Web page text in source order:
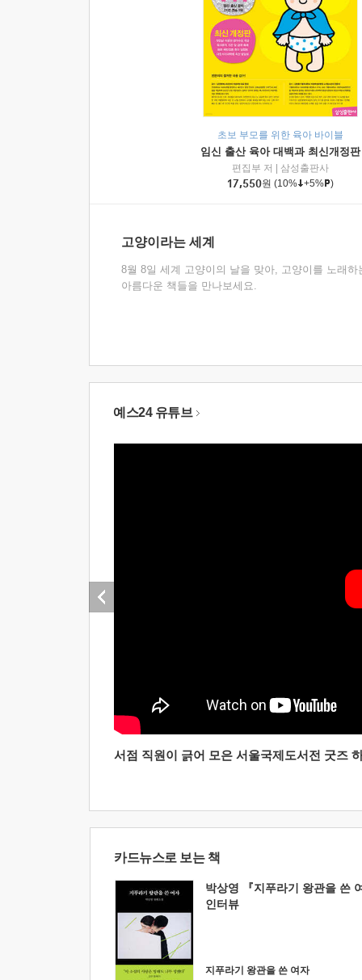
초보 부모를 위한 육아 바이블
임신 출산 육아 대백과 최신개정판
편집부 저
삼성출판사
17,550원 (10% +5% )
고양이라는 세계
8월 8일 세계 고양이의 날을 맞아, 고양이를 노래하
아름다운 책들을 만나보세요.
예스24 유튜브
서점 직원이 긁어 모은 서울국제도서전 굿즈
카드뉴스로 보는 책
박상영 『지푸라기 왕관을 쓴
인터뷰
지푸라기 왕관을 쓴 여자